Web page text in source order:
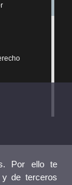
de la
Por ello te
y de terceros